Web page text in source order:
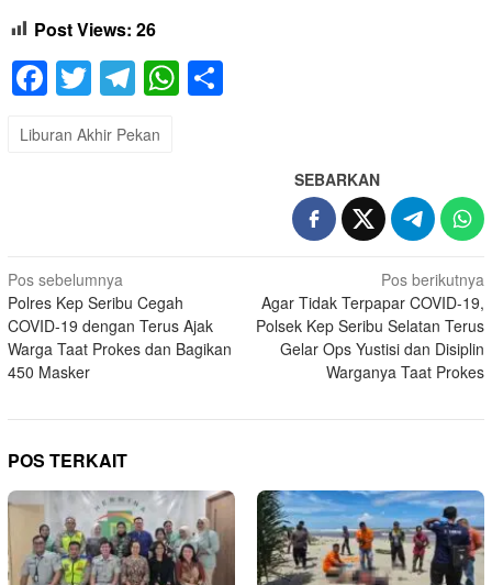
Post Views: 26
Facebook
TwitterTelegram
WhatsApp
Liburan Akhir Pekan
SEBARKAN
Navigasi
pos
Pos sebelumnya
Polres Kep Seribu Cegah
COVID-19 dengan Terus Ajak
Warga Taat Prokes dan Bagikan
450 Masker
Pos berikutnya
Agar Tidak Terpapar COVID-19,
Polsek Kep Seribu Selatan Terus
Gelar Ops Yustisi dan Disiplin
Warganya Taat Prokes
POS TERKAIT